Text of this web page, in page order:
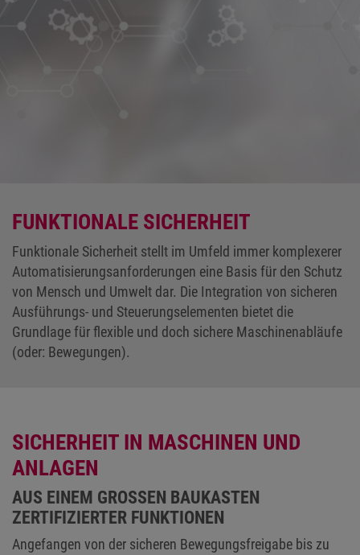
FUNKTIONALE SICHERHEIT
Funktionale Sicherheit stellt im Umfeld immer komplexerer
Automatisierungsanforderungen eine Basis für den Schutz
von Mensch und Umwelt dar. Die Integration von sicheren
Ausführungs- und Steuerungselementen bietet die
Grundlage für flexible und doch sichere Maschinenabläufe
(oder: Bewegungen).
SICHERHEIT IN MASCHINEN UND
ANLAGEN
AUS EINEM GROSSEN BAUKASTEN Z
ERTIFIZIERTER FUNKTIONEN
Angefangen von der sicheren Bewegungsfreigabe bis zu